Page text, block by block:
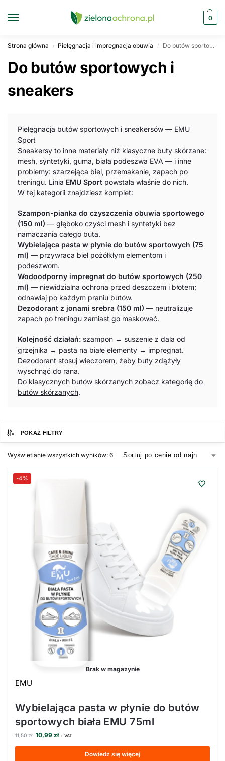
0
Strona główna / Pielęgnacja i impregnacja obuwia / Do butów sportowych i sneakers
Do butów sportowych i
sneakers
Pielęgnacja butów sportowych i sneakersów — EMU
Sport
Sneakersy to inne materiały niż klasyczne buty skórzane:
mesh, syntetyki, guma, biała podeszwa EVA — i inne
problemy: szarzejąca biel, przemakanie, zapach po
treningu. Linia EMU Sport powstała właśnie do nich.
W tej kategorii znajdziesz komplet:
Szampon-pianka do czyszczenia obuwia sportowego
(150 ml) — głęboko czyści mesh i syntetyki bez
namaczania całego buta.
Wybielająca pasta w płynie do butów sportowych (75
ml) — przywraca biel pożółkłym elementom i
podeszwom.
Wodoodporny impregnat do butów sportowych (250
ml) — niewidzialna ochrona przed deszczem i błotem;
odnawiaj po każdym praniu butów.
Dezodorant z jonami srebra (150 ml) — neutralizuje
zapach po treningu zamiast go maskować.
Kolejność działań: szampon → suszenie z dala od
grzejnika → pasta na białe elementy → impregnat.
Dezodorant stosuj wieczorem, żeby buty zdążyły
wyschnąć do rana.
Do klasycznych butów skórzanych zobacz kategorię do
butów skórzanych.
POKAŻ FILTRY
Wyświetlanie wszystkich wyników: 6
-4%
Brak w magazynie
EMU
Wybielająca pasta w płynie do butów
sportowych biała EMU 75ml
11,50zł 10,99 zł z VAT
Dowiedz się więcej